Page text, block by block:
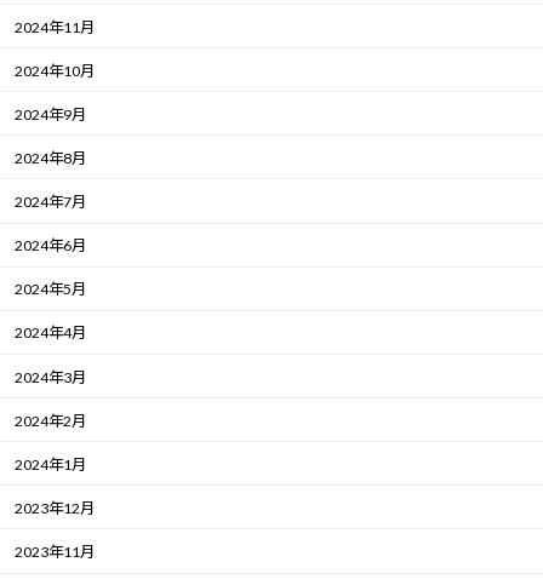
2024年11月
2024年10月
2024年9月
2024年8月
2024年7月
2024年6月
2024年5月
2024年4月
2024年3月
2024年2月
2024年1月
2023年12月
2023年11月